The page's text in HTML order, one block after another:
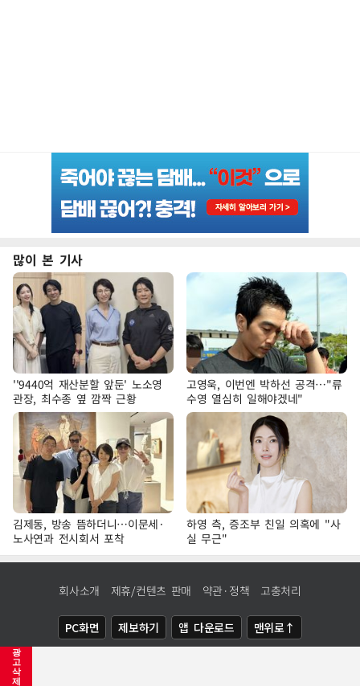
광
고
삭
제
많이 본 기사
''9440억 재산분할 앞둔' 노소영
관장, 최수종 옆 깜짝 근황
고영욱, 이번엔 박하선 공격…"류
수영 열심히 일해야겠네"
김제동, 방송 뜸하더니…이문세·
노사연과 전시회서 포착
하영 측, 증조부 친일 의혹에 "사
실 무근"
회사소개 제휴/컨텐츠 판매 약관·정책 고충처리
PC화면 제보하기 앱 다운로드 맨위로↑